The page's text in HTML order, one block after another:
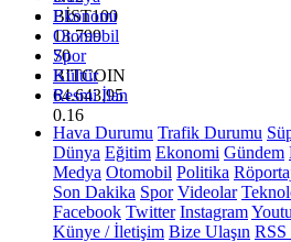
BİST100
13.799
70
BITCOIN
64.643,95
0.16
Ekonomi
Otomobil
Spor
Kültür
Resmi İlan
Hava Durumu Trafik Durumu
Dünya Eğitim Ekonomi Gündem
Medya Otomobil Politika
Son Dakika Spor Videolar
Facebook Twitter Instagram
Künye / İletişim Bize Ulaşın RSS